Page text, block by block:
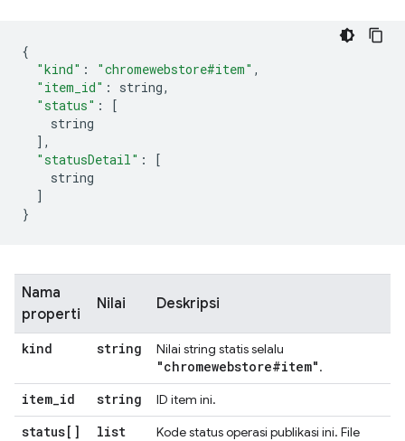
{
"kind" : "chromewebstore#item" ,
"item_id" : string,
"status" :
[
string
],
"statusDetail" :
[
string
]
}
Nama
properti
Nilai Deskripsi
kind string Nilai string statis selalu
"chromewebstore#item".
item_id string ID item ini.
status[] list
Kode status operasi publikasi ini. File